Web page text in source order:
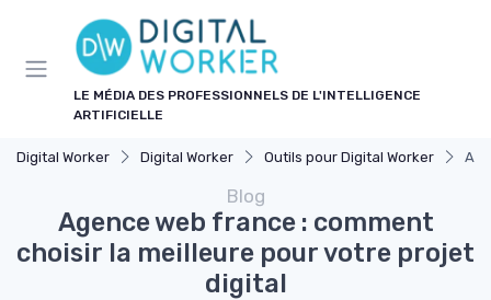
LE MÉDIA DES PROFESSIONNELS DE L'INTELLIGENCE
ARTIFICIELLE
Digital Worker Digital Worker Outils pour Digital Worker
Blog
Agence web france : comment
choisir la meilleure pour votre projet
digital